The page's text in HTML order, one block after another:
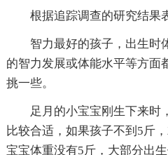
根据追踪调查的研究结果
智力最好的孩子，出生时
的智力发展或体能水平等方面
挑一些。
足月的小宝宝刚生下来时
比较合适，如果孩子不到5斤
宝宝体重没有5斤，大部分出